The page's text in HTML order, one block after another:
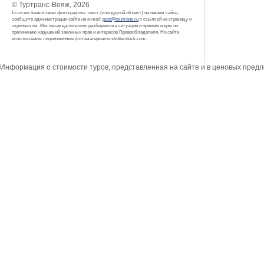
© Туртранс-Вояж, 2026
Если вы нашли свою фотографию, текст (или другой объект) на нашем сайте,
сообщите администрации сайта на e-mail: post@tourtrans.ru с ссылкой на страницу и
скриншотом. Мы незамедлительно разберемся в ситуации и примем меры по
пресечению нарушений законных прав и интересов Правообладателя. На сайте
использованы лицензионные фотоматериалы shutterstock.com.
Информация о стоимости туров, представленная на сайте и в ценовых